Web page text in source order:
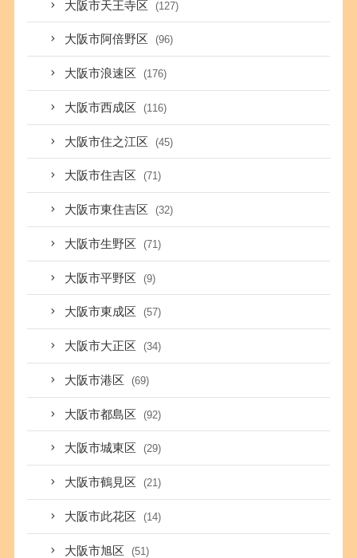
大阪市天王寺区 (127)
大阪市阿倍野区 (96)
大阪市浪速区 (176)
大阪市西成区 (116)
大阪市住之江区 (45)
大阪市住吉区 (71)
大阪市東住吉区 (32)
大阪市生野区 (71)
大阪市平野区 (9)
大阪市東成区 (57)
大阪市大正区 (34)
大阪市港区 (69)
大阪市都島区 (92)
大阪市城東区 (29)
大阪市鶴見区 (21)
大阪市此花区 (14)
大阪市旭区 (51)